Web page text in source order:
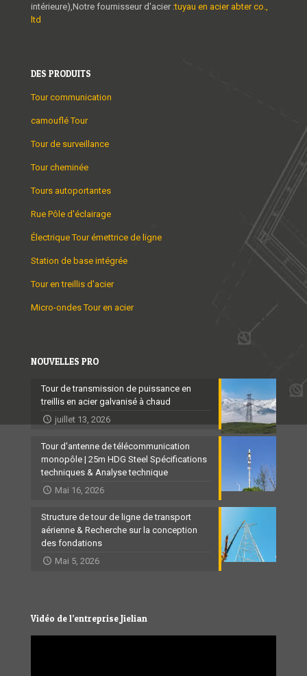
intérieure),Notre fournisseur d'acier :tuyau en acier abter co.,
ltd
DES PRODUITS
Tour communication
camouflé Tour
Tour de surveillance
Tour cheminée
Tours autoportantes
Rue Pôle d'éclairage
Électrique Tour émettrice de ligne
Station de base intégrée
Tour en treillis d'acier
Micro-ondes Tour en acier
NOUVELLES PRO
Tour de transmission de puissance en
treillis en acier galvanisé à chaud
juillet 13, 2026
Tour d'antenne de télécommunication
monopôle | 25m HDG Steel Spécifications
techniques & Analyse technique
Mai 16, 2026
Structure de tour de ligne de transport
aérienne & Recherche sur la conception
des fondations
Mai 5, 2026
Vidéo de l’entreprise Jielian